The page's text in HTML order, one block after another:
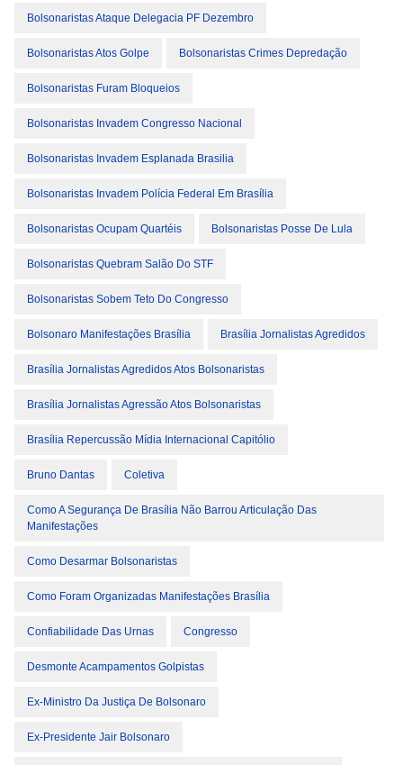
Bolsonaristas Ataque Delegacia PF Dezembro
Bolsonaristas Atos Golpe Bolsonaristas Crimes Depredação
Bolsonaristas Furam Bloqueios
Bolsonaristas Invadem Congresso Nacional
Bolsonaristas Invadem Esplanada Brasilia
Bolsonaristas Invadem Polícia Federal Em Brasília
Bolsonaristas Ocupam Quartéis Bolsonaristas Posse De Lula
Bolsonaristas Quebram Salão Do STF
Bolsonaristas Sobem Teto Do Congresso
Bolsonaro Manifestações Brasília Brasília Jornalistas Agredidos
Brasília Jornalistas Agredidos Atos Bolsonaristas
Brasília Jornalistas Agressão Atos Bolsonaristas
Brasília Repercussão Mídia Internacional Capitólio
Bruno Dantas Coletiva
Como A Segurança De Brasília Não Barrou Articulação Das
Manifestações
Como Desarmar Bolsonaristas
Como Foram Organizadas Manifestações Brasília
Confiabilidade Das Urnas Congresso
Desmonte Acampamentos Golpistas
Ex-Ministro Da Justiça De Bolsonaro
Ex-Presidente Jair Bolsonaro